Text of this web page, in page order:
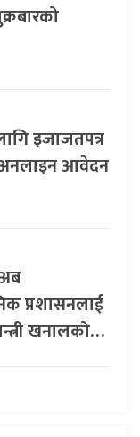
इजाजतपत्र
अनलाइन आवेदन
प्रशासनलाई
खनालको…